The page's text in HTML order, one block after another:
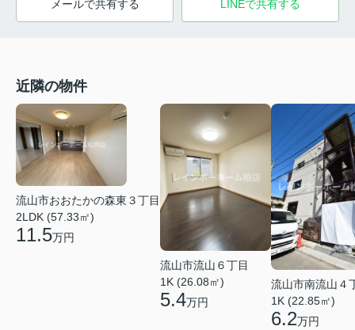
メールで共有する LINEで共有する
近隣の物件
流山市おおたかの森東３丁目
2LDK (57.33㎡)
11.5万円
流山市流山６丁目
1K (26.08㎡)
5.4万円
流山市南流山４
1K (22.85㎡)
6.2万円